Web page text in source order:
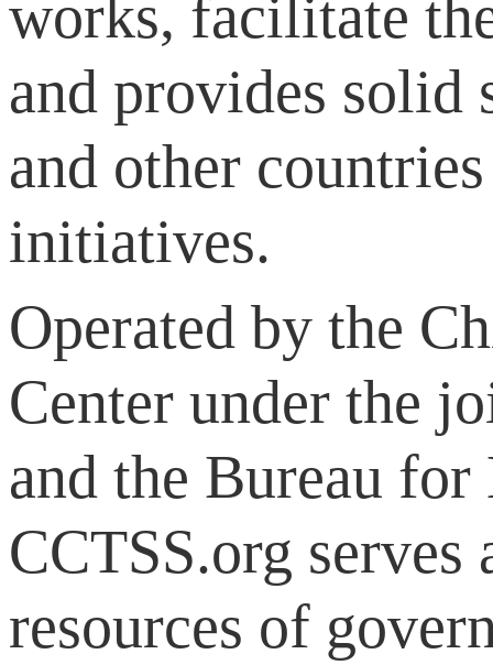
works, facilitate
and provides
and other
initiatives.
Operated by the
Center under the
and the Bureau
CCTSS.org
resources of